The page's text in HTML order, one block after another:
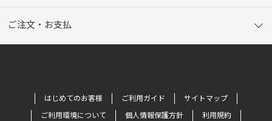
ご注文・お支払
はじめてのお客様 ご利用ガイド
サイトマップ
ご利用環境について
個人情報保護方針 利用規約